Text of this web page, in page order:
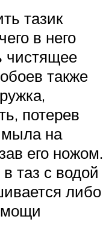
тазик
в него
чистящее
также
потерев
мыла на
его ножом.
таз с водой
либо